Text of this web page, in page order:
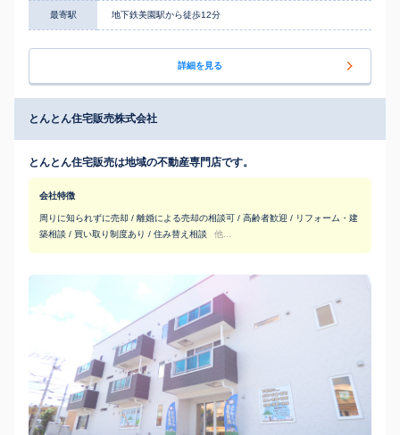
最寄駅 地下鉄美園駅から徒歩12分
詳細を見る
とんとん住宅販売株式会社
とんとん住宅販売は地域の不動産専門店です。
会社特徴
周りに知られずに売却 / 離婚による売却の相談可 / 高齢者歓迎 / リフォーム・建
築相談 / 買い取り制度あり / 住み替え相談
他...